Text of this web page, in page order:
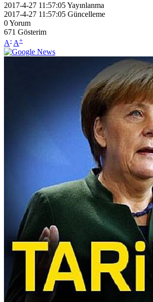
2017-4-27 11:57:05Yayınlanma
2017-4-27 11:57:05 Güncelleme
0Yorum
671 Gösterim
A- A+